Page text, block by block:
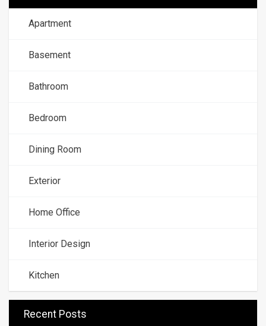
Apartment
Basement
Bathroom
Bedroom
Dining Room
Exterior
Home Office
Interior Design
Kitchen
Recent Posts